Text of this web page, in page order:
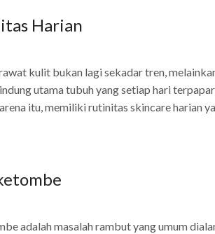
Harian
kulit bukan lagi sekadar tren,
utama tubuh yang setiap hari
itu, memiliki rutinitas skincare harian
adalah masalah rambut yang umum